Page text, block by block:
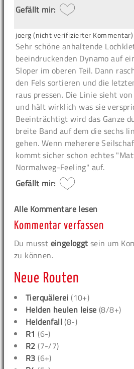
Gefällt mir:
joerg (nicht verifizierter Kommentar)
Sehr schöne anhaltende
beeindruckenden Dynamo auf
Sloper im oberen Teil. Dann
den Fels sortieren und die
raus pressen. Die Linie sieht
und hält wirklich was sie
Beeinträchtigt wird das Ganze
breite Band auf dem die sechs
gehen. Wenn meherere
kommt sicher schon echtes
Normalweg-Feeling" auf.
Gefällt mir:
Alle Kommentare lesen
Kommentar verfassen
Du musst eingeloggt sein um
zu können.
Neue Routen
Tierquälerei (10+)
Helden heulen leise (8/8+)
Heldenfall (8-)
R1 (6-)
R2 (7-/7)
R3 (6+)